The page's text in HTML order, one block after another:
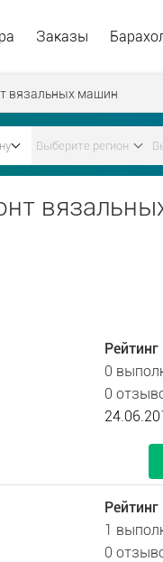
Заказы
вязальных машин
Рейтинг
0
0
Рейтинг
1
0